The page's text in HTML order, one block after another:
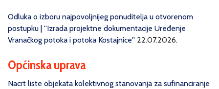
Odluka o izboru najpovoljnijeg ponuditelja u otvorenom
postupku | ''Izrada projektne dokumentacije Uređenje
Vranačkog potoka i potoka Kostajnice'' 22.07.2026.
Općinska uprava
Nacrt liste objekata kolektivnog stanovanja za sufinanciranje